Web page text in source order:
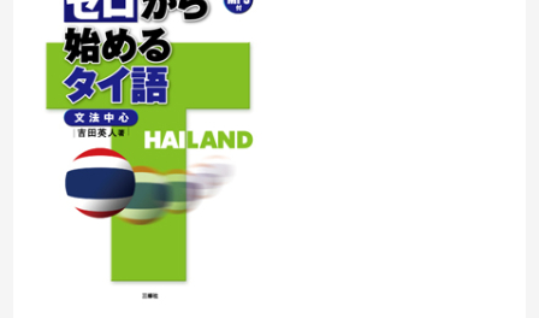
アジア諸語
日本語